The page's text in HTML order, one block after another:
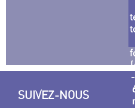
SUIVEZ-NOUS